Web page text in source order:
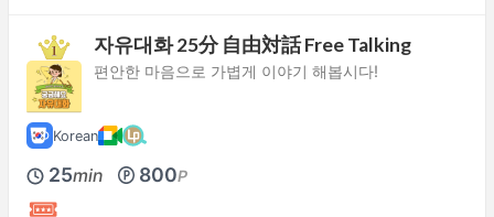
자유대화 25分 自由対話 Free Talking
편안한 마음으로 가볍게 이야기 해봅시다!
Korean
25min 800P